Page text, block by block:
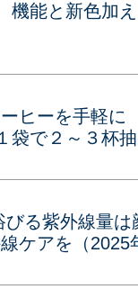
能と新色加
ーヒーを手軽
で２～３杯抽
びる紫外線量
ケアを（2025